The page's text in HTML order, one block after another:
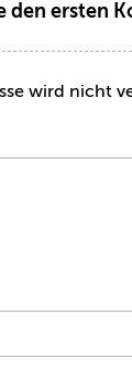
den ersten
wird nicht